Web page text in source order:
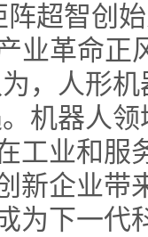
阵超智创
业革命正
，人形
机器人
工业和服
新企业带
为下一代